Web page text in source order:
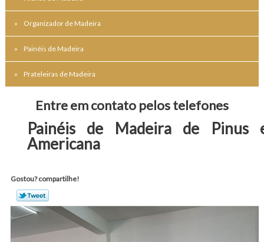
Organizador de Madeira
Painéis de Madeira
Prateleiras de Madeira
Entre em contato pelos telefones
Painéis de Madeira de Pinus
Americana
Gostou? compartilhe!